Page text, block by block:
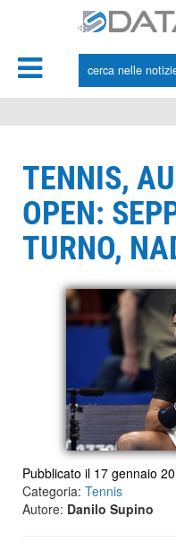
TENNIS,
OPEN:
TURNO,
Pubblicato il 17 gennaio
Categoria: Tennis
Autore: Danilo Supino